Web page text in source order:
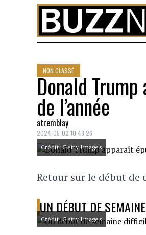
Skip to content
NON CLASSÉ
Donald
de l’année
atremblay
2024-05-02 10:48:26
Crédit: Getty Images
Retour sur le début de
UN DÉBUT DE
Crédit: Getty Images